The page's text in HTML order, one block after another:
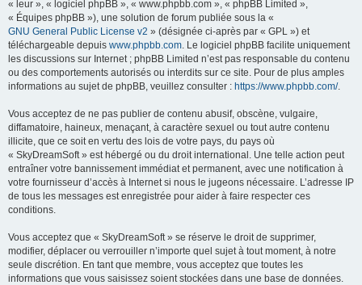
« leur », « logiciel phpBB », « www.phpbb.com », « phpBB Limited »,
« Équipes phpBB »), une solution de forum publiée sous la «
GNU General Public License v2 » (désignée ci-après par « GPL ») et
téléchargeable depuis www.phpbb.com. Le logiciel phpBB facilite uniquement
les discussions sur Internet ; phpBB Limited n’est pas responsable du contenu
ou des comportements autorisés ou interdits sur ce site. Pour de plus amples
informations au sujet de phpBB, veuillez consulter : https://www.phpbb.com/.
Vous acceptez de ne pas publier de contenu abusif, obscène, vulgaire,
diffamatoire, haineux, menaçant, à caractère sexuel ou tout autre contenu
illicite, que ce soit en vertu des lois de votre pays, du pays où
« SkyDreamSoft » est hébergé ou du droit international. Une telle action peut
entraîner votre bannissement immédiat et permanent, avec une notification à
votre fournisseur d’accès à Internet si nous le jugeons nécessaire. L’adresse IP
de tous les messages est enregistrée pour aider à faire respecter ces
conditions.
Vous acceptez que « SkyDreamSoft » se réserve le droit de supprimer,
modifier, déplacer ou verrouiller n’importe quel sujet à tout moment, à notre
seule discrétion. En tant que membre, vous acceptez que toutes les
informations que vous saisissez soient stockées dans une base de données.